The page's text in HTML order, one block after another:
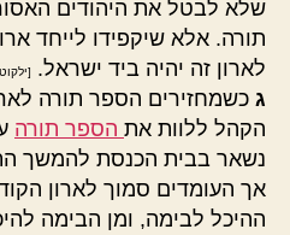
שלא לבטל את היהודים
תורה. אלא שיקפידו לייחד
לארון זה יהיה ביד ישראל.
ג כשמחזירים הספר תורה
הקהל ללוות את הספר תורה
נשאר בבית הכנסת להמשך
אך העומדים סמוך לארון
ההיכל לבימה, ומן הבימה